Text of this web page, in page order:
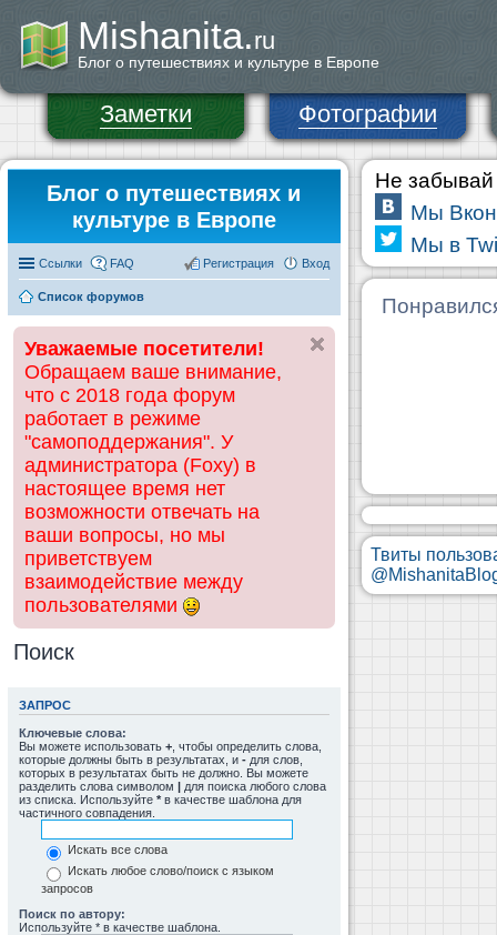
Mishanita.ru
Блог о путешествиях и культуре в Европе
Заметки Фотографии
Блог о путешествиях и
культуре в Европе
Ссылки FAQ Вход
Регистрация
Список форумов
Уважаемые посетители!
Обращаем ваше внимание,
что с 2018 года форум
работает в режиме
"самоподдержания". У
администратора (Foxy) в
настоящее время нет
возможности отвечать на
ваши вопросы, но мы
приветствуем
взаимодействие между
пользователями
Поиск
ЗАПРОС
Ключевые слова:
Вы можете использовать + , чтобы определить слова,
которые должны быть в результатах, и - для слов,
которых в результатах быть не должно. Вы можете
разделить слова символом | для поиска любого слова
из списка. Используйте * в качестве шаблона для
частичного совпадения.
Искать все слова
Искать любое слово/поиск с языком
запросов
Поиск по автору:
Используйте * в качестве шаблона.
Не забывай
Мы
Мы в
Твиты